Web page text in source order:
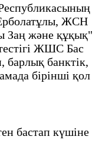
ЖСН
Заң және құқық"
ЖШС Бас
барлық банктік,
бірінші қол
бастап күшіне